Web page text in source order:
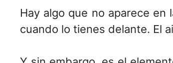
Hay algo que no aparece
cuando lo tienes delante. El